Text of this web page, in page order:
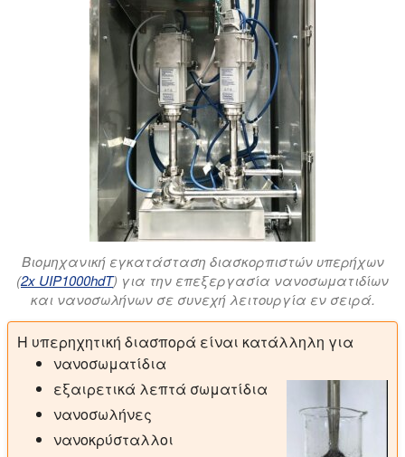
Βιομηχανική εγκατάσταση διασκορπιστών υπερήχων
(2x UIP1000hdT) για την επεξεργασία νανοσωματιδίων
και νανοσωλήνων σε συνεχή λειτουργία εν σειρά.
Η υπερηχητική διασπορά είναι κατάλληλη για
νανοσωματίδια
εξαιρετικά λεπτά σωματίδια
νανοσωλήνες
νανοκρύσταλλοι